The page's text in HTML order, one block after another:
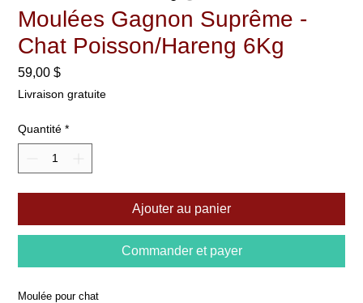
Moulées Gagnon Suprême -
Chat Poisson/Hareng 6Kg
59,00 $Prix
Livraison gratuite
Quantité *
Ajouter au panier
Commander et payer
Moulée pour chat